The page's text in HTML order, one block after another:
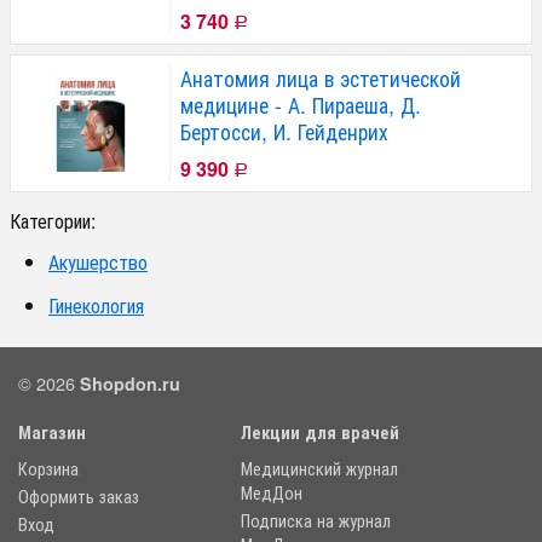
3 740 Р
Анатомия лица в эстетической
медицине - А. Пираеша, Д.
Бертосси, И. Гейденрих
9 390 Р
Категории:
Акушерство
Гинекология
© 2026 Shopdon.ru
Магазин
Корзина
Оформить заказ
Вход
Лекции для врачей
Медицинский журнал
МедДон
Подписка на журнал